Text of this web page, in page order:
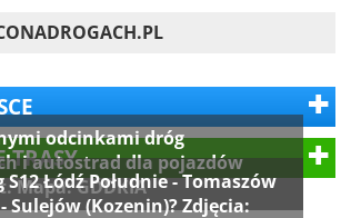
TRASY
odcinkami dróg
i autostrad dla pojazdów
Mapa: GDDKIA
S12 Łódź Południe - Tomaszów
Sulejów (Kozenin)? Zdjęcia: